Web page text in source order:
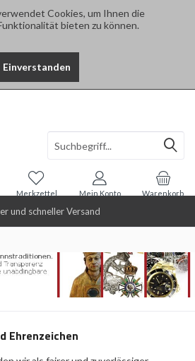
Cookies, um Ihnen die
bieten zu können.
Einverstanden
und schneller Versand
Warenkorb
Merkzettel Mein Konto
Ehrenzeichen